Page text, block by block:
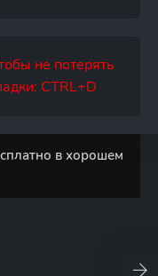
не потерять
CTRL+D
в хорошем